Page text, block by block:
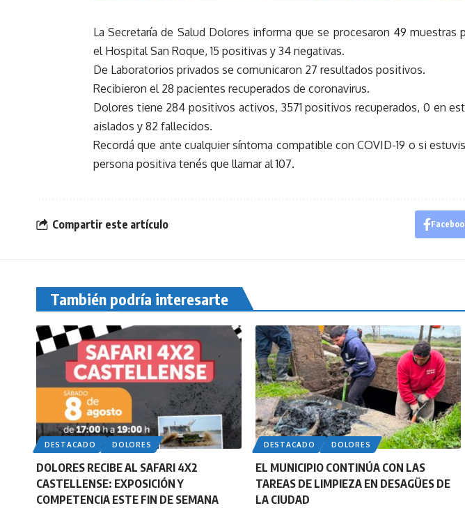
La Secretaría de Salud Dolores informa que se procesaron 49 muestras
el Hospital San Roque, 15 positivas y 34 negativas.
De Laboratorios privados se comunicaron 27 resultados positivos.
Recibieron el 28 pacientes recuperados de coronavirus.
Dolores tiene 284 positivos activos, 3571 positivos recuperados, 0 en
aislados y 82 fallecidos.
Recordá que ante cualquier síntoma compatible con COVID-19 o si
persona positiva tenés que llamar al 107.
Compartir este artículo
También podría interesarte
DESTACADO DOLORES
DOLORES RECIBE AL SAFARI 4X2
CASTELLENSE: EXPOSICIÓN Y
COMPETENCIA ESTE FIN DE SEMANA
DESTACADO DOLORES
EL MUNICIPIO CONTINÚA CON LAS
TAREAS DE LIMPIEZA EN DESAGÜES DE
LA CIUDAD